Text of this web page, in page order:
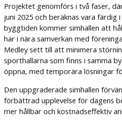
Projektet genomförs i två faser,
juni 2025 och beräknas vara färdig
byggtiden kommer simhallen att
har i nära samverkan med
Medley sett till att minimera
sporthallarna som finns i samma
öppna, med temporära lösningar
Den uppgraderade simhallen
förbättrad upplevelse för dagens
mer hållbar och kostnadseffektiv